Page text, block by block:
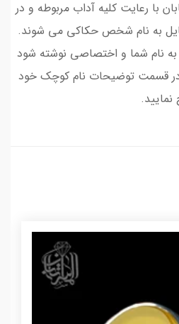
با رعایت کلیه آداب مربوطه و در
به نام شخص حکاکی می شوند.
به نام شما و اختصاصی نوشته شود
قسمت توضیحات نام کوچک خود